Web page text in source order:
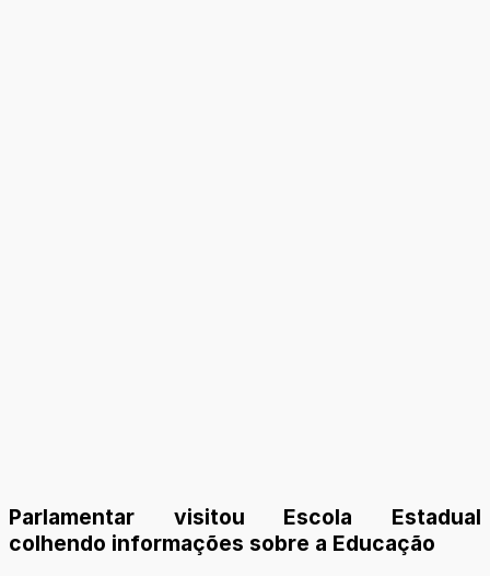
Parlamentar visitou Escola Estadual
colhendo informações sobre a Educação